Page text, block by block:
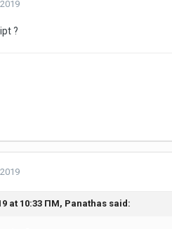
?
at 10:33 ΠΜ, Panathas said: